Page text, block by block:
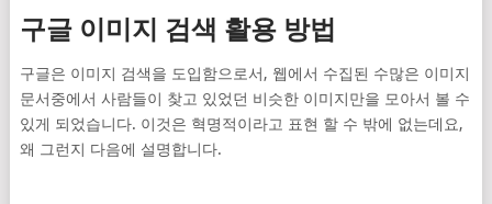
구글 이미지 검색 활용 방법
구글은 이미지 검색을 도입함으로서, 웹에서 수집된 수많은 이미지
문서중에서 사람들이 찾고 있었던 비슷한 이미지만을 모아서 볼 수
있게 되었습니다. 이것은 혁명적이라고 표현 할 수 밖에 없는데요,
왜 그런지 다음에 설명합니다.